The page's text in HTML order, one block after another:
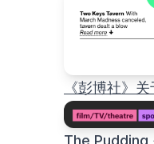
《彭博社》
The Pudding